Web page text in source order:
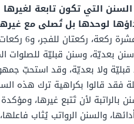
التي تكون تابعة
لوحدها بل تُصلى مع
السنن
بعديّة، وسنن قبليّة للصلوات
ولا بعديّة، وقد استحبّ جمهور
فقد قالوا بكراهية ترك هذه
لأن تَتبع غيرها،
والسنن الرواتب يُثاب